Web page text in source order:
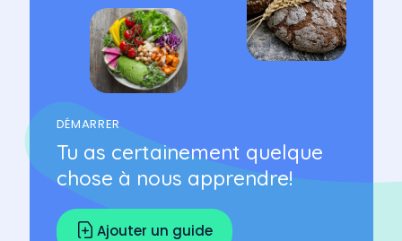
DÉMARRER
Tu as certainement quelque
chose à nous apprendre!
Ajouter un guide